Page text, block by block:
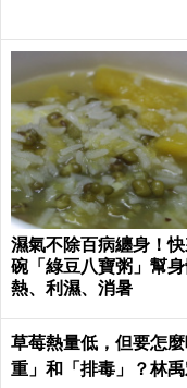
濕氣不除百病纏身！
碗「綠豆八寶粥」幫
熱、利濕、消暑
草莓熱量低，但要怎
重」和「排毒」？林